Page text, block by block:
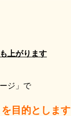
上がります
ジ」で
目的とします